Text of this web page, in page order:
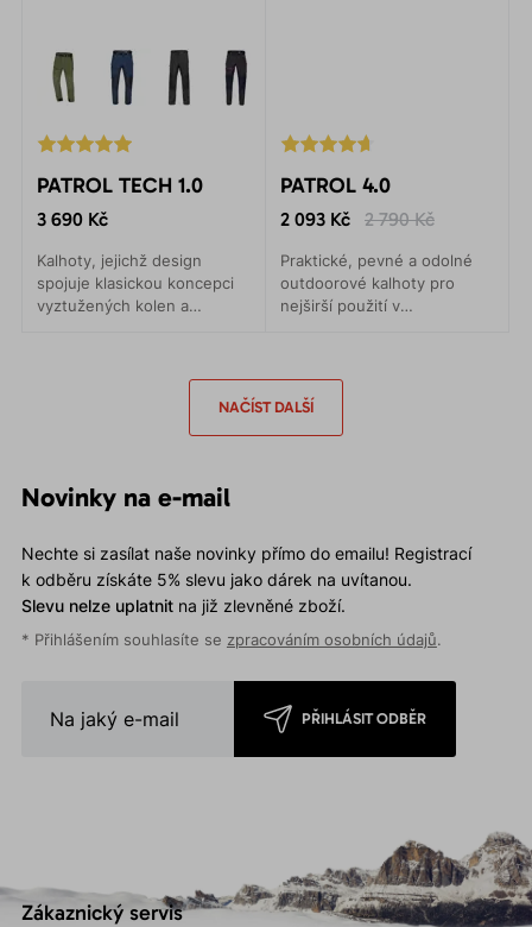
PATROL TECH 1.0
3 690 Kč
Kalhoty, jejichž design
spojuje klasickou koncepci
vyztužených kolen a
PATROL 4.0
2 093 Kč 2 790 Kč
Praktické, pevné a odolné
outdoorové kalhoty pro
nejširší použití v
NAČÍST DALŠÍ
Novinky na e-mail
Nechte si zasílat naše novinky přímo do emailu! Registrací
k odběru získáte 5% slevu jako dárek na uvítanou.
Slevu nelze uplatnitna již zlevněné zboží.
* Přihlášením souhlasíte se zpracováním osobních údajů.
PŘIHLÁSIT ODBĚR
Zákaznický servis